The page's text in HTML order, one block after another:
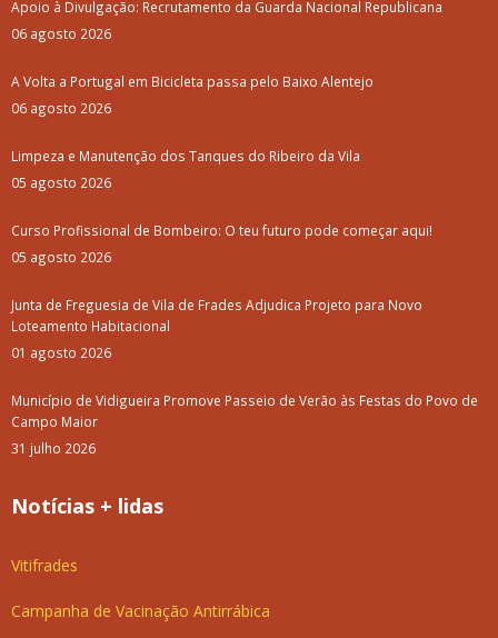
Apoio à Divulgação: Recrutamento da Guarda Nacional Republicana
06 agosto 2026
A Volta a Portugal em Bicicleta passa pelo Baixo Alentejo
06 agosto 2026
Limpeza e Manutenção dos Tanques do Ribeiro da Vila
05 agosto 2026
Curso Profissional de Bombeiro: O teu futuro pode começar aqui!
05 agosto 2026
Junta de Freguesia de Vila de Frades Adjudica Projeto para Novo
Loteamento Habitacional
01 agosto 2026
Município de Vidigueira Promove Passeio de Verão às Festas do Povo de
Campo Maior
31 julho 2026
Notícias + lidas
Vitifrades
Campanha de Vacinação Antirrábica